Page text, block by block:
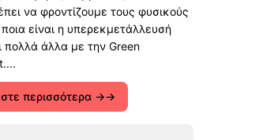
να φροντίζουμε τους φυσικούς
είναι η υπερεκμετάλλευσή
πολλά άλλα με την Green
περισσότερα →